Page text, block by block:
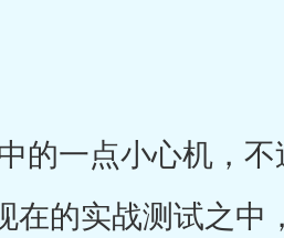
一点小心机，不
在的实战测试之中